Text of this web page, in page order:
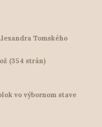
Tomského
(354 strán)
vo výbornom stave